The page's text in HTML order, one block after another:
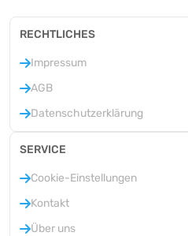
RECHTLICHES
Impressum
AGB
Datenschutzerklärung
SERVICE
Cookie-Einstellungen
Kontakt
Über uns